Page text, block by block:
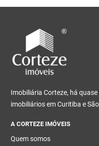
Imobiliária Corteze, há
imobiliários em Curitiba e
A CORTEZE IMÓVEIS
Quem somos